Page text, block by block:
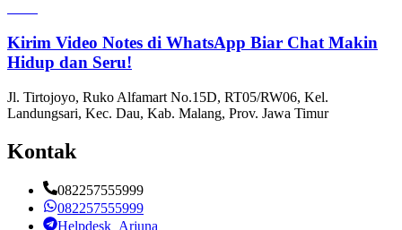
Kirim Video Notes di WhatsApp Biar Chat Makin
Hidup dan Seru!
Jl. Tirtojoyo, Ruko Alfamart No.15D, RT05/RW06, Kel.
Landungsari, Kec. Dau, Kab. Malang, Prov. Jawa Timur
Kontak
082257555999
082257555999
Helpdesk_Arjuna